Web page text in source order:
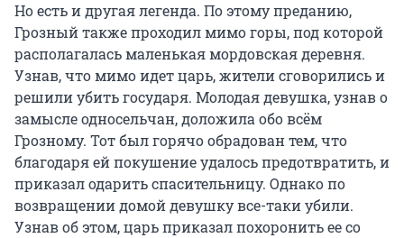
Но есть и другая легенда. По этому преданию,
Грозный также проходил мимо горы, под которой
располагалась маленькая мордовская деревня.
Узнав, что мимо идет царь, жители сговорились и
решили убить государя. Молодая девушка, узнав о
замысле односельчан, доложила обо всём
Грозному. Тот был горячо обрадован тем, что
благодаря ей покушение удалось предотвратить, и
приказал одарить спасительницу. Однако по
возвращении домой девушку все-таки убили.
Узнав об этом, царь приказал похоронить ее со